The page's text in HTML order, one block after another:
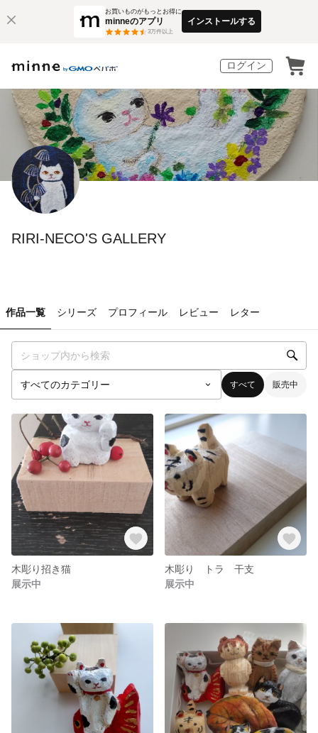
お買いものがもっとお得に
minneのアプリ
3万件以上
インストールする
ログイン
RIRI-NECO'S GALLERY
作品一覧 シリーズ プロフィール レビュー レター
すべて 販売中
木彫り招き猫
展示中
木彫り トラ 干支
展示中